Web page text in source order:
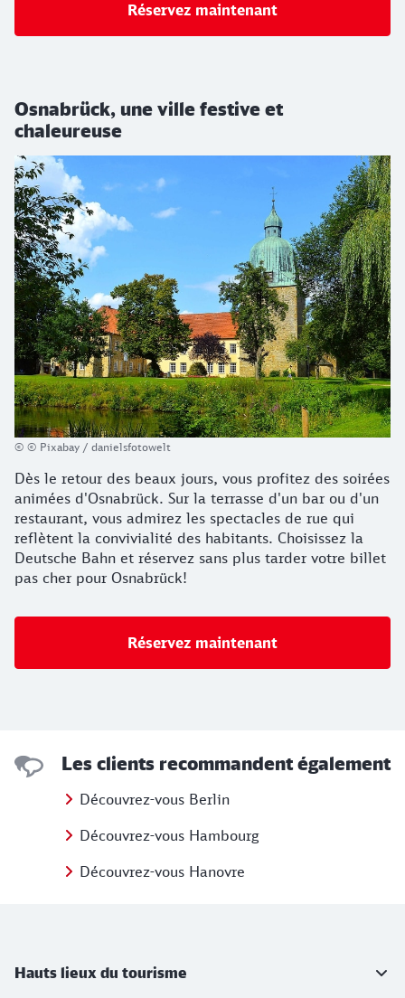
Réservez maintenant
Osnabrück, une ville festive et
chaleureuse
© © Pixabay / danielsfotowelt
Dès le retour des beaux jours, vous profitez des soirées
animées d'Osnabrück. Sur la terrasse d'un bar ou d'un
restaurant, vous admirez les spectacles de rue qui
reflètent la convivialité des habitants. Choisissez la
Deutsche Bahn et réservez sans plus tarder votre billet
pas cher pour Osnabrück!
Réservez maintenant
Les clients recommandent également
Découvrez-vous Berlin
Découvrez-vous Hambourg
Découvrez-vous Hanovre
Hauts lieux du tourisme